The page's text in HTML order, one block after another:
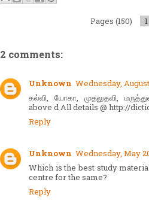
Pages (150) 1
2 comments:
Unknown Wednesday,
கல்வி, யோகா, முதலுதவி,
above d All details @ http://
Reply
Unknown Wednesday, May
Which is the best study
centre for the same?
Reply